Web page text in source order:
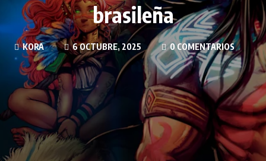
brasileña
KORA 6 OCTUBRE, 2025 0 COMENTARIOS